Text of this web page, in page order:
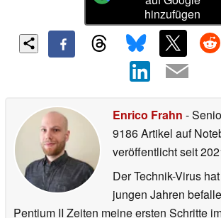
hinzufügen
Enrico Frahn -
9186 Artikel auf
veröffentlichtseit
Der Technik-Virus
jungen Jahren
Pentium II Zeiten meine ersten Schritte